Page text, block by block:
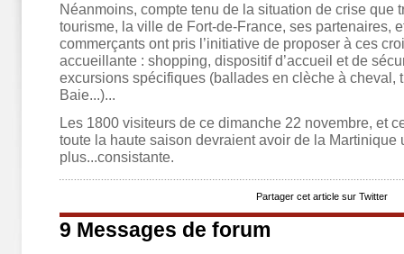
Néanmoins, compte tenu de la situation de crise que
tourisme, la ville de Fort-de-France, ses partenaires,
commerçants ont pris l’initiative de proposer à ces
accueillante : shopping, dispositif d’accueil et de
excursions spécifiques (ballades en clèche à cheval,
Baie...)...
Les 1800 visiteurs de ce dimanche 22 novembre, et
toute la haute saison devraient avoir de la Martinique
plus...consistante.
Partager cet article sur Twitter
9 Messages de forum